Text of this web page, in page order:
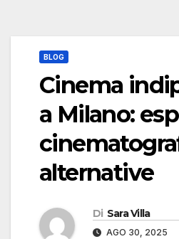
BLOG
Cinema
a Milano:
alternative
Di Sara Villa
AGO 30, 2025